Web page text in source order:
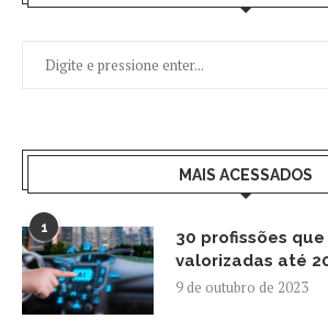
MAIS ACESSADOS
1
30 profissões
valorizadas até
9 de outubro de 2023